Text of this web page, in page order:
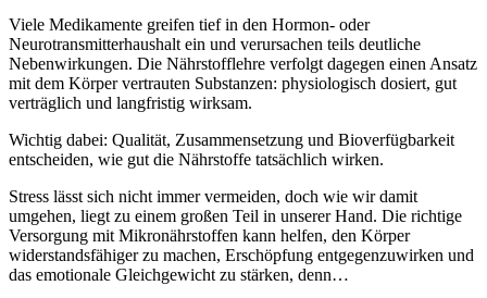
Viele Medikamente greifen tief in den Hormon- oder
Neurotransmitterhaushalt ein und verursachen teils deutliche
Nebenwirkungen. Die Nährstofflehre verfolgt dagegen einen Ansatz
mit dem Körper vertrauten Substanzen: physiologisch dosiert, gut
verträglich und langfristig wirksam.
Wichtig dabei: Qualität, Zusammensetzung und Bioverfügbarkeit
entscheiden, wie gut die Nährstoffe tatsächlich wirken.
Stress lässt sich nicht immer vermeiden, doch wie wir damit
umgehen, liegt zu einem großen Teil in unserer Hand. Die richtige
Versorgung mit Mikronährstoffen kann helfen, den Körper
widerstandsfähiger zu machen, Erschöpfung entgegenzuwirken und
das emotionale Gleichgewicht zu stärken, denn…